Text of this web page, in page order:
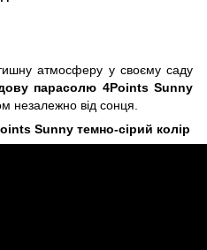
атмосферу у своєму саду
парасолю 4Points Sunny
незалежно від сонця.
Sunny темно-сірий колір